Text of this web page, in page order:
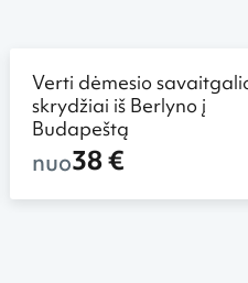
Verti dėmesio
skrydžiai iš Berlyno į
Budapeštą
nuo38 €